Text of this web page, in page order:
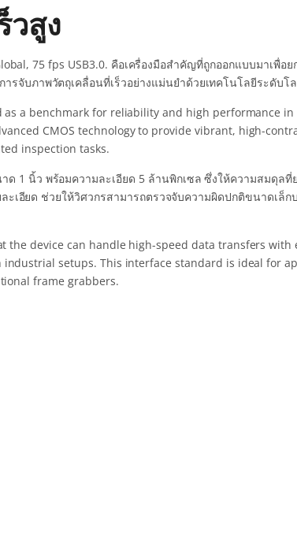
วสูง
75 fps USB3.0. คือเครื่องมือสำคัญที่ถูกออกแบบมาเพื่อ
รจับภาพวัตถุเคลื่อนที่เร็วอย่างแม่นยำด้วยเทคโนโลยีระดับโ
as a benchmark for reliability and high performance
CMOS technology to provide vibrant, high-
inspection tasks.
1 นิ้ว พร้อมความละเอียด 5 ล้านพิกเซล ซึ่งให้ความสมดุลที่
ะเอียด ช่วยให้วิศวกรสามารถตรวจจับความผิดปกติขนาดเ
the device can handle high-speed data transfers with
setups. This interface standard is ideal for
frame grabbers.